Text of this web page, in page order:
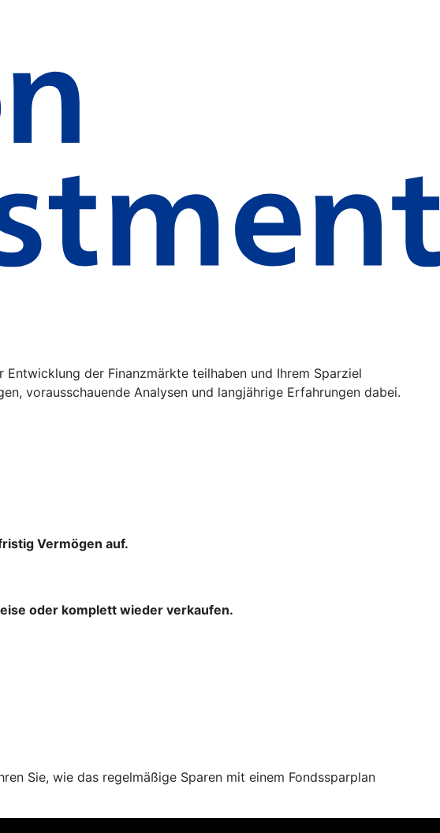
der Finanzmärkte teilhaben und Ihrem Sparziel
vorausschauende Analysen und langjährige Erfahrungen dabei.
Vermögen auf.
oder komplett wieder verkaufen.
Sie, wie das regelmäßige Sparen mit einem Fondssparplan